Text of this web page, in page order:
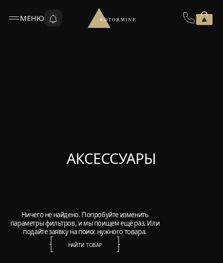
МЕНЮ
АКСЕССУАРЫ
Ничего не найдено. Попробуйте изменить
параметры фильтров, и мы поищем ещё раз. Или
подайте заявку на поиск нужного товара.
НАЙТИ ТОВАР